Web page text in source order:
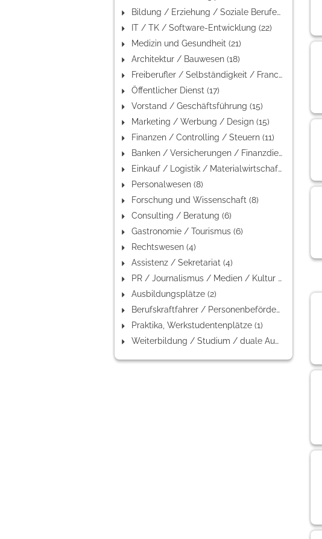
Bildung / Erziehung / Soziale Berufe (27)
IT / TK / Software-Entwicklung (22)
Medizin und Gesundheit (21)
Architektur / Bauwesen (18)
Freiberufler / Selbständigkeit / Franchise (17)
Öffentlicher Dienst (17)
Vorstand / Geschäftsführung (15)
Marketing / Werbung / Design (15)
Finanzen / Controlling / Steuern (11)
Banken / Versicherungen / Finanzdienstleister (9)
Einkauf / Logistik / Materialwirtschaft (9)
Personalwesen (8)
Forschung und Wissenschaft (8)
Consulting / Beratung (6)
Gastronomie / Tourismus (6)
Rechtswesen (4)
Assistenz / Sekretariat (4)
PR / Journalismus / Medien / Kultur (2)
Ausbildungsplätze (2)
Berufskraftfahrer / Personenbeförderung (Land, Wasser, Luft) (1)
Praktika, Werkstudentenplätze (1)
Weiterbildung / Studium / duale Ausbildung (1)